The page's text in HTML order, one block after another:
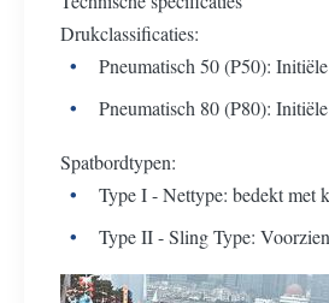
Drukclassificaties:
Pneumatisch 50 (P50):
Pneumatisch 80 (P80):
Spatbordtypen:
Type I - Nettype: bedekt met
Type II - Sling Type: